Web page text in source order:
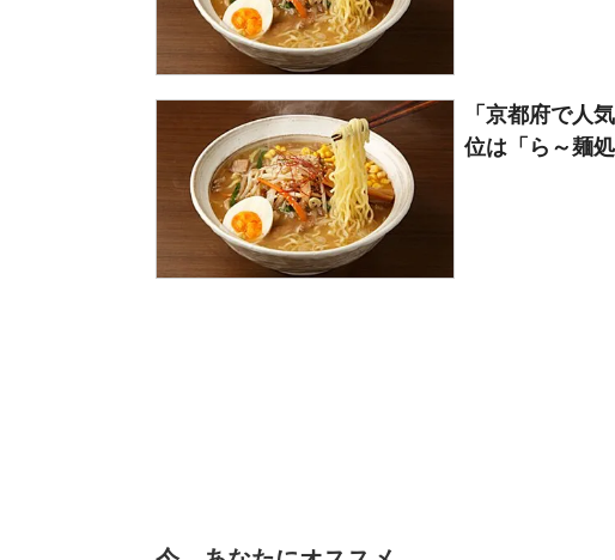
「京都府で人
位は「ら～麺